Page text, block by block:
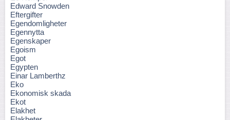
Edward Snowden
Eftergifter
Egendomligheter
Egennytta
Egenskaper
Egoism
Egot
Egypten
Einar Lamberthz
Eko
Ekonomisk skada
Ekot
Elakhet